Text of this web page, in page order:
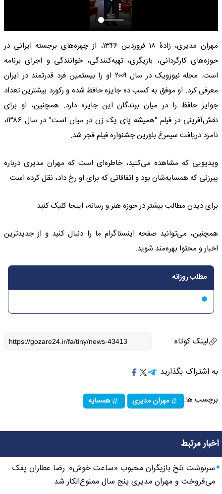
مهران مدیری، زادهٔ ۱۸ فروردین ۱۳۴۶، از چهره‌های برجسته ایرانی در
حوزه‌های کارگردانی، بازیگری، تهیه‌کنندگی، خوانندگی و اجرای برنامه
است. مجله نیوزویک در سال ۲۰۰۹ او را بیستمین فرد قدرتمند در ایران
معرفی کرد. او موفق به کسب ده جایزه حافظ شده و رکورد بیشترین تعداد
جوایز حافظ را در میان برندگان این جایزه دارد. همچنین، او برای
نقش‌آفرینی در فیلم "همیشه پای یک زن در میان است" در سال ۱۳۸۶،
نامزد دریافت سیمرغ بلورین جشنواره فیلم فجر شد.
ویدیویی که مشاهده می‌کنید، خاطره‌ای است که مهران مدیری درباره
پیرزنی که همسایه‌شان بود و اتفاقاتی که برای او رخ داد، نقل کرده است.
برای دیدن مطالب بیشتر در حوزه هنر و رسانه، اینجا کلیک کنید.
همچنین، می‌توانید صفحه اینستاگرام ما را دنبال کنید و از جدیدترین
اخبار و محتوا بهره‌مند شوید.
مطلب روزانه
لینک کوتاه
به اشتراک بگذارید :
برچسب ها: مهران مدیری همسایه
اخبار مرتبط
سرنوشت تلخ بازیگران محبوب «ساعت خوش»: رضا عطاران پفک
می‌فروخت و مهران مدیری پنج سال ممنوع‌الکار شد